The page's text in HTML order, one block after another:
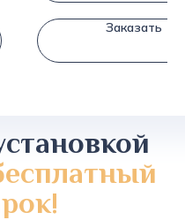
Заказать